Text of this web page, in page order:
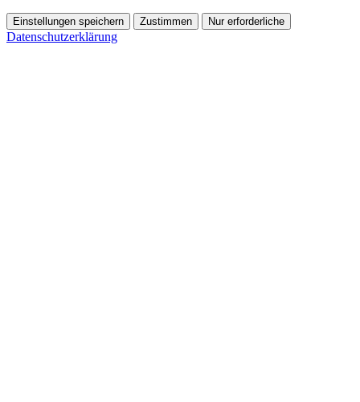
Einstellungen speichern Zustimmen Nur erforderliche
Datenschutzerklärung